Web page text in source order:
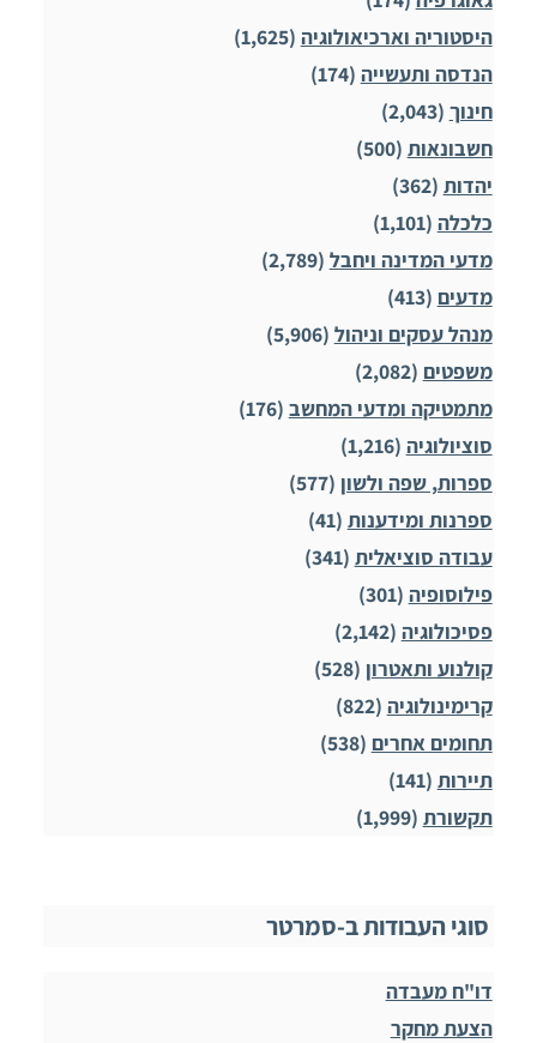
היסטוריה וארכיאולוגיה (1,625)
הנדסה ותעשייה (174)
חינוך (2,043)
חשבונאות (500)
יהדות (362)
כלכלה (1,101)
מדעי המדינה ויחבל (2,789)
מדעים (413)
מנהל עסקים וניהול (5,906)
משפטים (2,082)
מתמטיקה ומדעי המחשב (176)
סוציולוגיה (1,216)
ספרות, שפה ולשון (577)
ספרנות ומידענות (41)
עבודה סוציאלית (341)
פילוסופיה (301)
פסיכולוגיה (2,142)
קולנוע ותאטרון (528)
קרימינולוגיה (822)
תחומים אחרים (538)
תיירות (141)
תקשורת (1,999)
סוגי העבודות ב-סמרטר
דו"ח מעבדה
הצעת מחקר